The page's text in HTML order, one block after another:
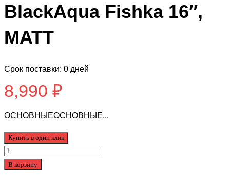
BlackAqua Fishka 16″,
MATT
Срок поставки: 0 дней
8,990 ₽
ОСНОВНЫЕОСНОВНЫЕ...
Купить в один клик
Количество
товара
В корзину